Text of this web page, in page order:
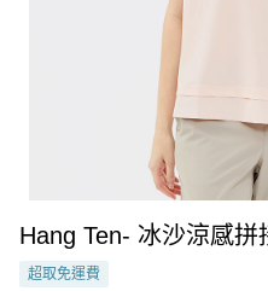
Hang Ten- 冰沙涼感
超取免運費